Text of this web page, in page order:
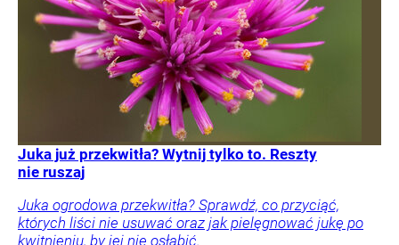
Juka już przekwitła? Wytnij tylko to. Reszty
nie ruszaj
Juka ogrodowa przekwitła? Sprawdź, co przyciąć,
których liści nie usuwać oraz jak pielęgnować jukę po
kwitnieniu, by jej nie osłabić.